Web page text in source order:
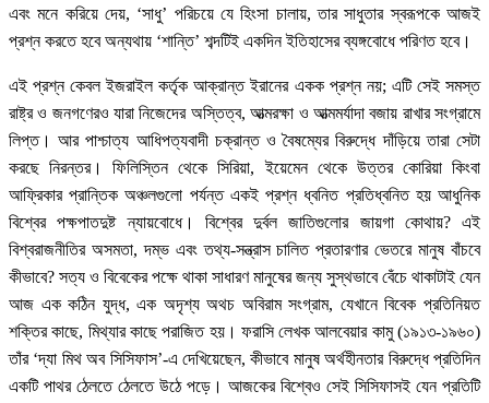
এবং মনে করিয়ে দেয়, ‘সাধু’ পরিচয়ে যে হিংসা চালায়, তার সাধুতার স্বরূপকে আজই
প্রশ্ন করতে হবে অন্যথায় ‘শান্তি’ শব্দটিই একদিন ইতিহাসের ব্যঙ্গবোধে পরিণত হবে।
এই প্রশ্ন কেবল ইজরাইল কর্তৃক আক্রান্ত ইরানের একক প্রশ্ন নয়; এটি সেই সমস্ত
রাষ্ট্র ও জনগণেরও যারা নিজেদের অস্তিত্ব, আত্মরক্ষা ও আত্মমর্যাদা বজায় রাখার সংগ্রামে
লিপ্ত। আর পাশ্চাত্য আধিপত্যবাদী চক্রান্ত ও বৈষম্যের বিরুদ্ধে দাঁড়িয়ে তারা সেটা
করছে নিরন্তর। ফিলিস্তিন থেকে সিরিয়া, ইয়েমেন থেকে উত্তর কোরিয়া কিংবা
আফ্রিকার প্রান্তিক অঞ্চলগুলো পর্যন্ত একই প্রশ্ন ধ্বনিত প্রতিধ্বনিত হয় আধুনিক
বিশ্বের পক্ষপাতদুষ্ট ন্যায়বোধে। বিশ্বের দুর্বল জাতিগুলোর জায়গা কোথায়? এই
বিশ্বরাজনীতির অসমতা, দম্ভ এবং তথ্য-সন্ত্রাস চালিত প্রতারণার ভেতরে মানুষ বাঁচবে
কীভাবে? সত্য ও বিবেকের পক্ষে থাকা সাধারণ মানুষের জন্য সুস্থভাবে বেঁচে থাকাটাই যেন
আজ এক কঠিন যুদ্ধ, এক অদৃশ্য অথচ অবিরাম সংগ্রাম, যেখানে বিবেক প্রতিনিয়ত
শক্তির কাছে, মিথ্যার কাছে পরাজিত হয়। ফরাসি লেখক আলবেয়ার কামু (১৯১৩-১৯৬০)
তাঁর ‘দ্যা মিথ অব সিসিফাস’-এ দেখিয়েছেন, কীভাবে মানুষ অর্থহীনতার বিরুদ্ধে প্রতিদিন
একটি পাথর ঠেলতে ঠেলতে উঠে পড়ে। আজকের বিশ্বেও সেই সিসিফাসই যেন প্রতিটি